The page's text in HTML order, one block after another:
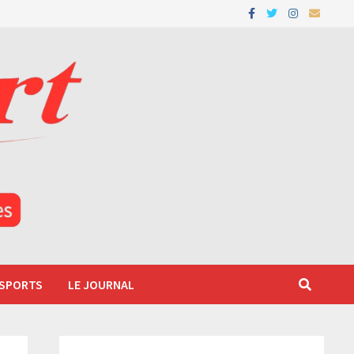
LE JOURNAL